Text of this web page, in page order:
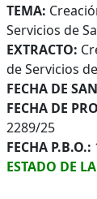
TEMA:
Servicios de
EXTRACTO:
de Servicios
FECHA DE
FECHA DE
2289/25
FECHA P.B.O.:
ESTADO DE